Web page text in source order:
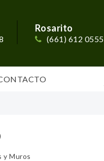
Rosarito
(661) 612 0555
y Muros